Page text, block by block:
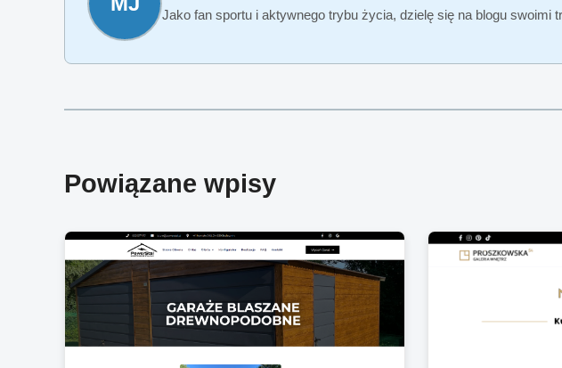
Jako fan sportu i aktywnego trybu życia, dzielę się na blogu
Powiązane wpisy